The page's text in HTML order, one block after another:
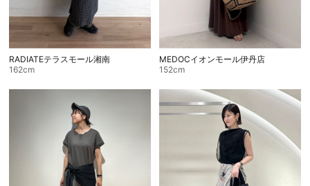
RADIATEテラスモール湘南
162cm
MEDOCイオンモール伊丹店
152cm